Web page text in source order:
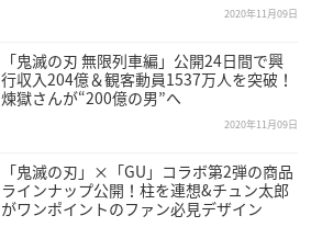
2020年11月09日
「鬼滅の刃 無限列車編」公開24日間で興
行収入204億＆観客動員1537万人を突破！
煉獄さんが“200億の男”へ
2020年11月09日
「鬼滅の刃」×「GU」コラボ第2弾の商品
ラインナップ公開！柱を連想&チュン太郎
がワンポイントのファン必見デザイン